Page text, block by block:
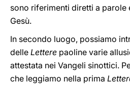
sono riferimenti diretti a parole
Gesù.
In secondo luogo, possiamo
delle Lettere paoline varie
attestata nei Vangeli sinottici.
che leggiamo nella prima